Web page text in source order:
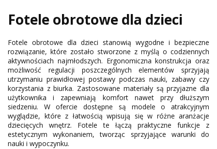
Fotele obrotowe dla dzieci
Fotele obrotowe dla dzieci stanowią wygodne i bezpieczne
rozwiązanie, które zostało stworzone z myślą o codziennych
aktywnościach najmłodszych. Ergonomiczna konstrukcja oraz
możliwość regulacji poszczególnych elementów sprzyjają
utrzymaniu prawidłowej postawy podczas nauki, zabawy czy
korzystania z biurka. Zastosowane materiały są przyjazne dla
użytkownika i zapewniają komfort nawet przy dłuższym
siedzeniu. W ofercie dostępne są modele o atrakcyjnym
wyglądzie, które z łatwością wpisują się w różne aranżacje
dziecięcych wnętrz. Fotele te łączą praktyczne funkcje z
estetycznym wykonaniem, tworząc sprzyjające warunki do
nauki i wypoczynku.